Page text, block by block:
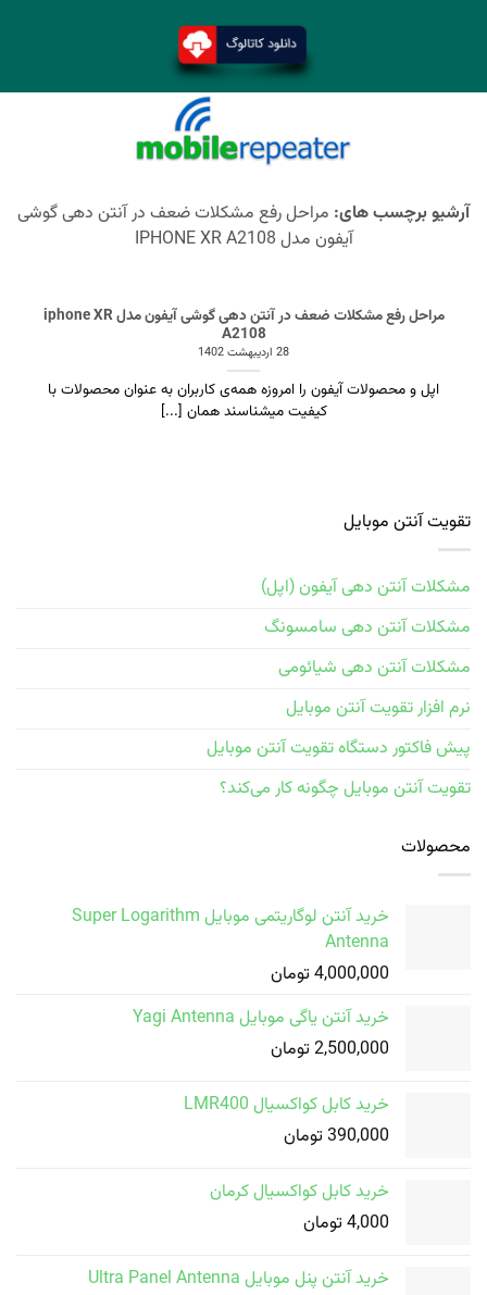
آرشیو برچسب های: مراحل رفع مشکلات ضعف در آنتن دهی گوشی
آیفون مدل IPHONE XR A2108
مراحل رفع مشکلات ضعف در آنتن دهی گوشی آیفون مدل iphone XR
A2108
28 اردیبهشت 1402
اپل و محصولات آیفون را امروزه همه‌ی کاربران به عنوان محصولات با
کیفیت میشناسند همان [...]
تقویت آنتن موبایل
مشکلات آنتن دهی آیفون (اپل)
مشکلات آنتن دهی سامسونگ
مشکلات آنتن دهی شیائومی
نرم افزار تقویت آنتن موبایل
پیش فاکتور دستگاه تقویت آنتن موبایل
تقویت آنتن موبایل چگونه کار می‌کند؟
محصولات
خرید آنتن لوگاریتمی موبایل Super Logarithm
Antenna
4,000,000 تومان
خرید آنتن یاگی موبایل Yagi Antenna
2,500,000 تومان
خرید کابل کواکسیال LMR400
390,000 تومان
خرید کابل کواکسیال کرمان
4,000 تومان
خرید آنتن پنل موبایل Ultra Panel Antenna